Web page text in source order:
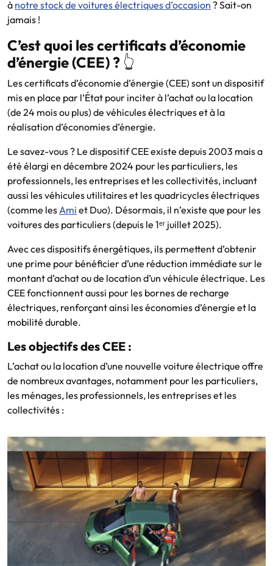
à notre stock de voitures électriques d’occasion ? Sait-on
jamais !
C’est quoi les certificats d’économie
d’énergie (CEE) ? 👆
Les certificats d’économie d’énergie (CEE) sont un dispositif
mis en place par l’État pour inciter à l’achat ou la location
(de 24 mois ou plus) de véhicules électriques et à la
réalisation d’économies d’énergie.
Le savez-vous ? Le dispositif CEE existe depuis 2003 mais a
été élargi en décembre 2024 pour les particuliers, les
professionnels, les entreprises et les collectivités, incluant
aussi les véhicules utilitaires et les quadricycles électriques
(comme les Ami et Duo). Désormais, il n’existe que pour les
voitures des particuliers (depuis le 1ᵉʳ juillet 2025).
Avec ces dispositifs énergétiques, ils permettent d’obtenir
une prime pour bénéficier d’une réduction immédiate sur le
montant d’achat ou de location d’un véhicule électrique. Les
CEE fonctionnent aussi pour les bornes de recharge
électriques, renforçant ainsi les économies d’énergie et la
mobilité durable.
Les objectifs des CEE :
L’achat ou la location d’une nouvelle voiture électrique offre
de nombreux avantages, notamment pour les particuliers,
les ménages, les professionnels, les entreprises et les
collectivités :